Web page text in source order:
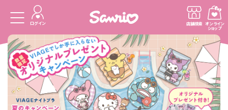
ログイン 店舗検索 オンライン
ショップ